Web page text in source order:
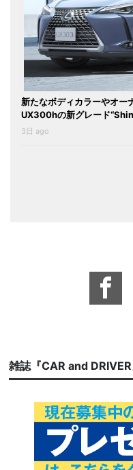
新たなボディカラーやオー
UX300hの新グレード
3日 ago
雑誌『CAR and